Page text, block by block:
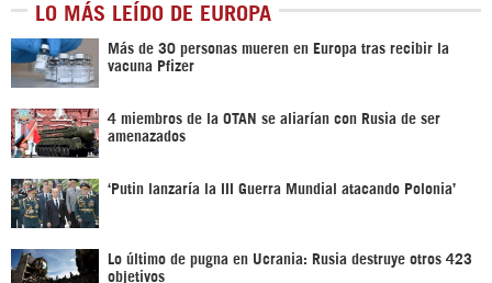
LO MÁS LEÍDO DE EUROPA
Más de 30 personas mueren en Europa tras recibir la
vacuna Pfizer
4 miembros de la OTAN se aliarían con Rusia de ser
amenazados
‘Putin lanzaría la III Guerra Mundial atacando Polonia’
Lo último de pugna en Ucrania: Rusia destruye otros 423
objetivos